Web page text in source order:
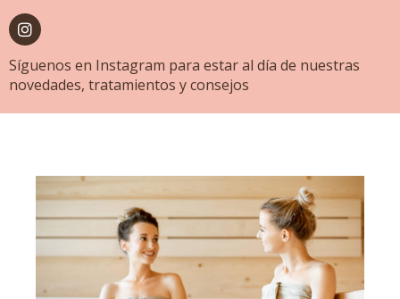
Síguenos en Instagram para estar al día de nuestras
novedades, tratamientos y consejos